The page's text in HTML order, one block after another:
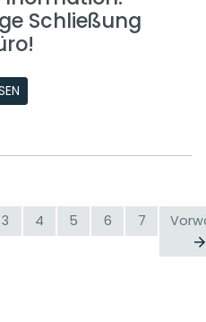
Schließung
3 4 5 6 7